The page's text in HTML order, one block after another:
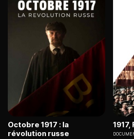
Octobre 1917 : la
révolution russe